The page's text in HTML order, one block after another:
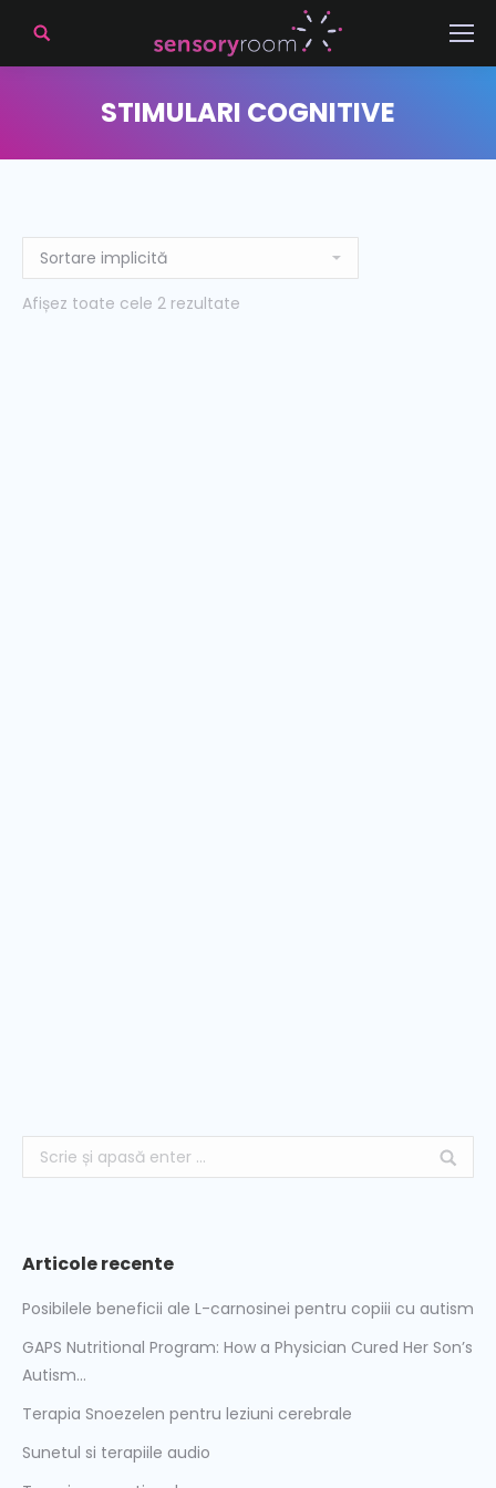
STIMULARI COGNITIVE
Afișez toate cele 2 rezultate
Articole recente
Posibilele beneficii ale L-carnosinei pentru copiii cu autism
GAPS Nutritional Program: How a Physician Cured Her Son’s
Autism…
Terapia Snoezelen pentru leziuni cerebrale
Sunetul si terapiile audio